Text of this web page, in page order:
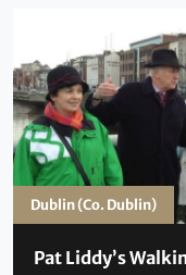
Pat Liddy’s
Dublin (Co. Dublin)